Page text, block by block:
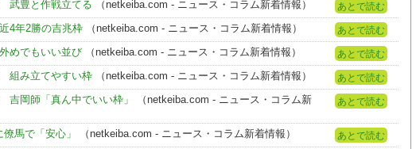
武豊と作戦立てる （netkeiba.com - ニュース・コラム新着情報） あとで読む
4年2勝の吉兆枠（netkeiba.com - ニュース・コラム新着情報） あとで読む
めでもいい並び（netkeiba.com - ニュース・コラム新着情報） あとで読む
組み立てやすい枠（netkeiba.com - ニュース・コラム新着情報） あとで読む
吉岡師「真ん中でいい枠」
（netkeiba.com - ニュース・コラム新
あとで読む
馬で「安心」 （netkeiba.com - ニュース・コラム新着情報） あとで読む